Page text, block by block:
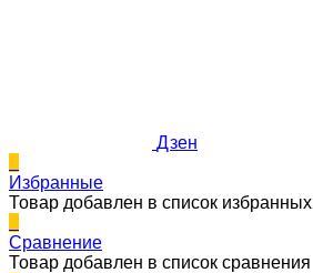
Дзен
Избранные
Товар добавлен в список избранных
Сравнение
Товар добавлен в список сравнения